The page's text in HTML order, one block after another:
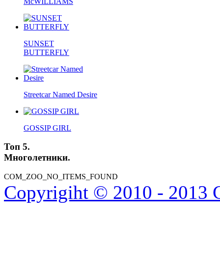
SUNSET
BUTTERFLY
Streetcar Named Desire
GOSSIP GIRL
Топ 5.
Многолетники.
COM_ZOO_NO_ITEMS_FOUND
Copyrigiht © 2010 - 2013